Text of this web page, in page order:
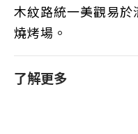
木紋路統一美觀易
燒烤場。
了解更多